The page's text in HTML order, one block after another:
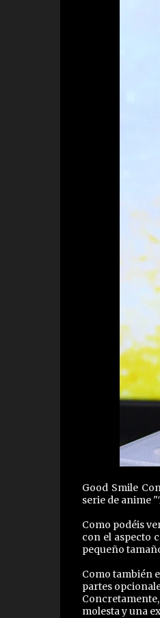
Good Smile
serie de anime
Como podéis
con el aspecto
pequeño
Como también
partes
molesta y una